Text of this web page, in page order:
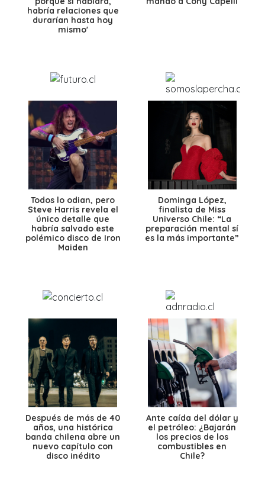
habría relaciones que
durarían hasta hoy
mismo'
Todos lo odian, pero
Steve Harris revela el
único detalle que
habría salvado este
polémico disco de Iron
Maiden
Dominga López,
finalista de Miss
Universo Chile: “La
preparación mental sí
es la más importante”
Después de más de 40
años, una histórica
banda chilena abre un
nuevo capítulo con
disco inédito
Ante caída del dólar y
el petróleo: ¿Bajarán
los precios de los
combustibles en
Chile?